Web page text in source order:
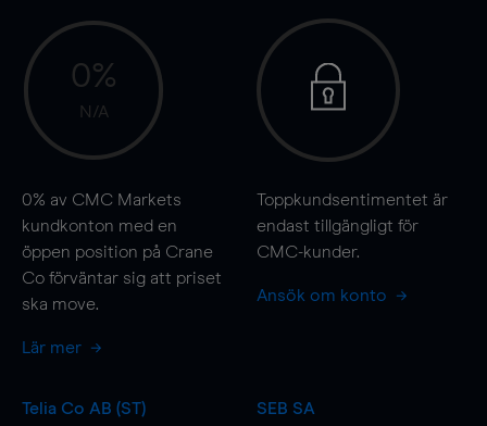
0%
N/A
0% av CMC Markets
kundkonton med en
öppen position på Crane
Co förväntar sig att priset
ska move.
Lär mer
Toppkundsentimentet är
endast tillgängligt för
CMC-kunder.
Ansök om konto
Telia Co AB (ST)
SEB SA